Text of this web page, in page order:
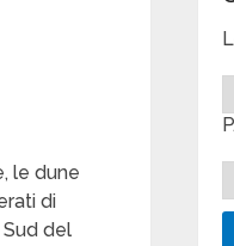
le dune
di
del